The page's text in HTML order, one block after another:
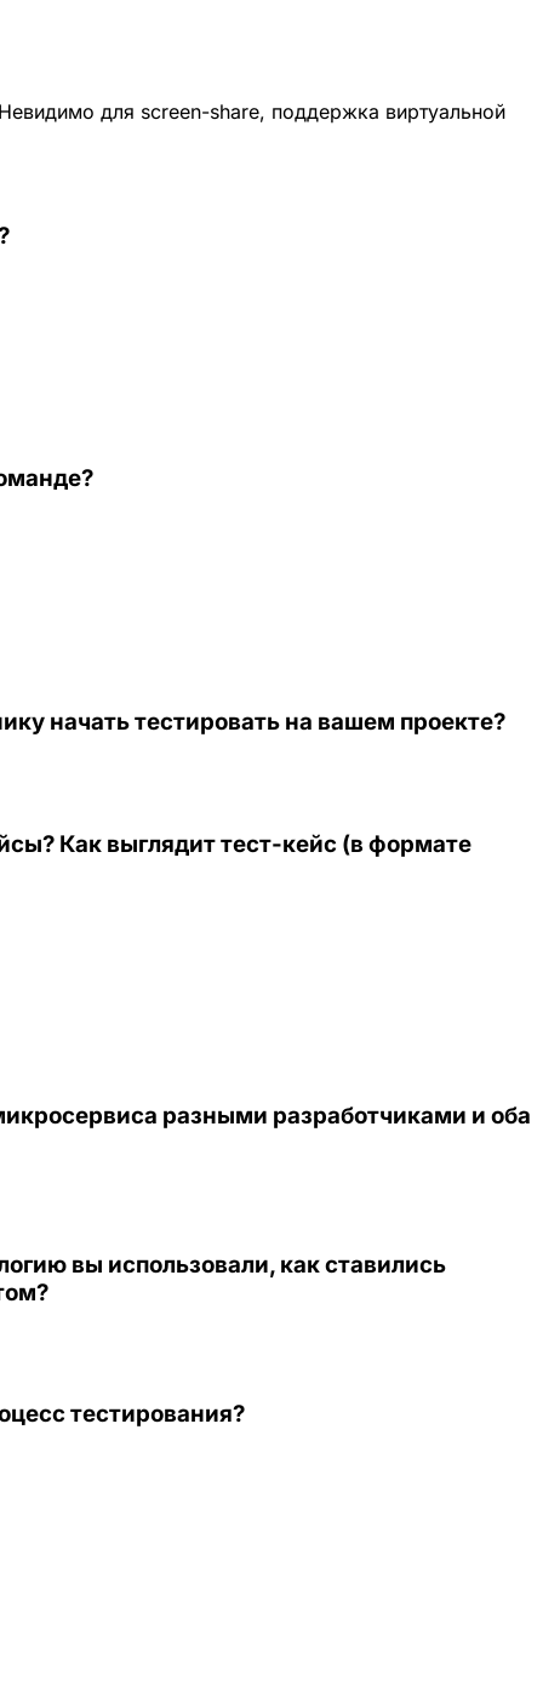
для screen-share, поддержка виртуальной
начать тестировать на вашем проекте?
Как выглядит тест-кейс (в формате
разными разработчиками и оба
вы использовали, как ставились
тестирования?